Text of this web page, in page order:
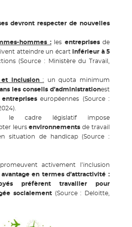
devront respecter de nouvelles
hommes :les entreprisesde
atteindre un écart
inférieur à 5
(Source : Ministère du Travail,
et inclusion: un quota minimum
les conseils d’administrationest
entreprises européennes (Source :
le cadre législatif impose
leursenvironnements de travail
situation de handicap (Source :
activement l’inclusion
avantage en termes d’attractivité :
préfèrent travailler pour
socialement (Source : Deloitte,